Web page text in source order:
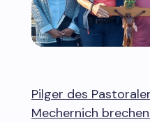
Pilger des
Mechernich